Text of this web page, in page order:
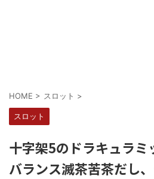
HOME > スロット >
スロット
十字架5のドラキュラミ
バランス滅茶苦茶だし